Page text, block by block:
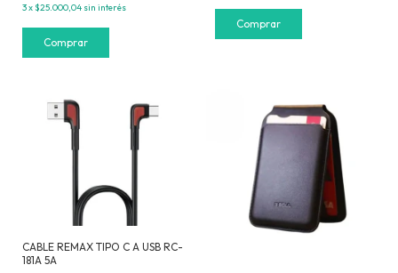
3x$25.000,04 sin interés
CABLE REMAX TIPO C A USB RC-
181A 5A